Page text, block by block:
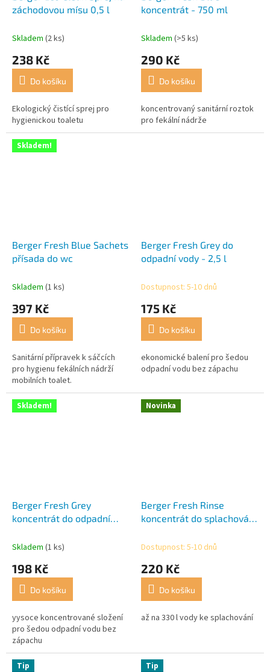
záchodovou mísu 0,5 l
Skladem (2 ks)
238 Kč
Do košíku
Ekologický čistící sprej pro
hygienickou toaletu
koncentrát - 750 ml
Skladem (>5 ks)
290 Kč
Do košíku
koncentrovaný sanitární roztok
pro fekální nádrže
Skladem!
Berger Fresh Blue Sachets
přísada do wc
Skladem (1 ks)
397 Kč
Do košíku
Sanitární přípravek k sáčcích
pro hygienu fekálních nádrží
mobilních toalet.
Berger Fresh Grey do
odpadní vody - 2,5 l
Dostupnost: 5-10 dnů
175 Kč
Do košíku
ekonomické balení pro šedou
odpadní vodu bez zápachu
Skladem!
Berger Fresh Grey
koncentrát do odpadní
Skladem (1 ks)
198 Kč
Do košíku
yysoce koncentrované složení
pro šedou odpadní vodu bez
zápachu
Novinka
Berger Fresh Rinse
koncentrát do splachování
Dostupnost: 5-10 dnů
220 Kč
Do košíku
až na 330 l vody ke splachování
Tip
Tip